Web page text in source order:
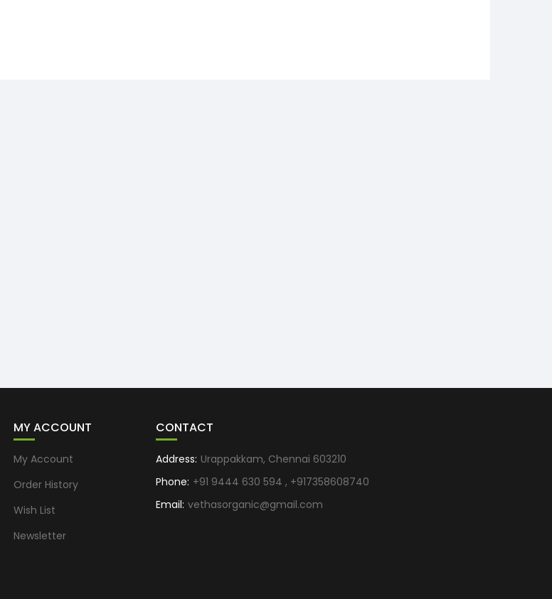
MY ACCOUNT
My Account
Order History
Wish List
Newsletter
CONTACT
Address: Urappakkam, Chennai 603210
Phone: +91 9444 630 594 , +917358608740
Email: vethasorganic@gmail.com